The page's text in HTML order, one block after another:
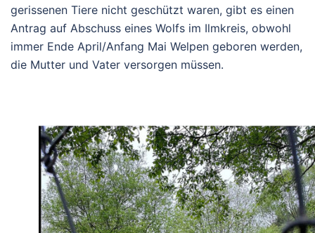
gerissenen Tiere nicht geschützt waren, gibt es einen
Antrag auf Abschuss eines Wolfs im Ilmkreis, obwohl
immer Ende April/Anfang Mai Welpen geboren werden,
die Mutter und Vater versorgen müssen.